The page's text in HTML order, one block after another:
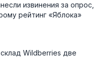
извинения за опрос,
рейтинг «Яблока»
Wildberries две